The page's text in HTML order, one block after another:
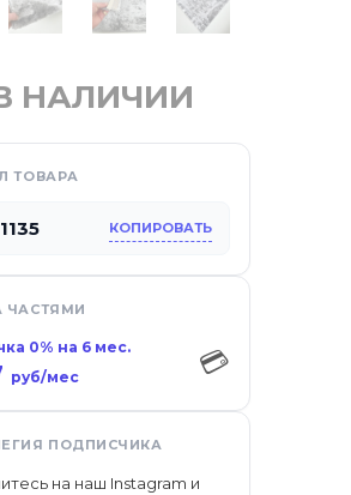
НАЛИЧИИ
ТОВАРА
КОПИРОВАТЬ
ЧАСТЯМИ
0% на 6 мес.
руб/мес 💳
ПОДПИСЧИКА
на наш Instagram и